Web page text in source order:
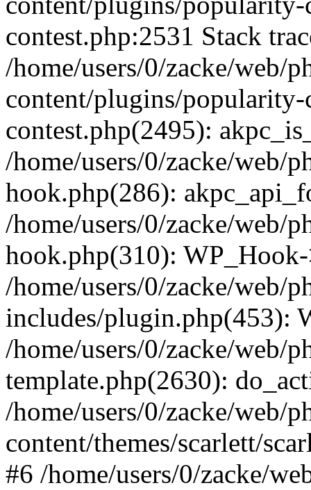
contest.php:2531 Stack
/home/users/0/zacke/web/
content/plugins/
contest.php(2495):
/home/users/0/zacke/web/
hook.php(286):
/home/users/0/zacke/web/
hook.php(310):
/home/users/0/zacke/web/
includes/plugin.php(453):
/home/users/0/zacke/web/
template.php(2630):
/home/users/0/zacke/web/
content/themes/scarlett/
#6 /home/users/0/zacke/